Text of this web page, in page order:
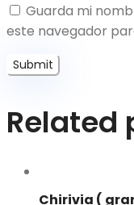
Guarda mi
este navegador
Related
Chirivia (